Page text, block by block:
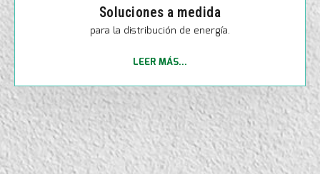
Soluciones a medida
para la distribución de energía.
LEER MÁS...